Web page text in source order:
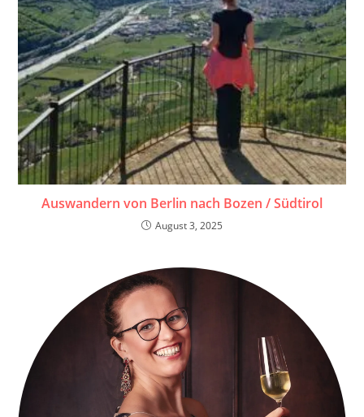
Auswandern von Berlin nach Bozen / Südtirol
August 3, 2025